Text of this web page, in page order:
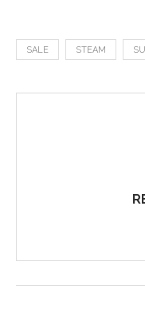
SALE STEAM